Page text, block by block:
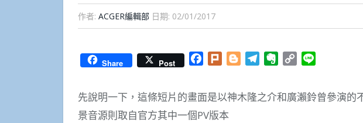
作者: ACGER編輯部 日期: 02/01/2017
Share Post Facebook
Plurk BloggerTelegramEvernote
Copy
先說明一下，這條短片的畫面是以神木隆之介和廣瀨鈴曾參演的
景音源則取自官方其中一個PV版本